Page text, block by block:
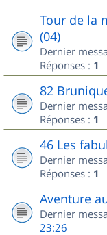
Tour de la
(04)
Dernier
Réponses : 1
82
Dernier
Réponses : 1
46 Les
Dernier
Réponses : 1
Aventure
Dernier
23:26